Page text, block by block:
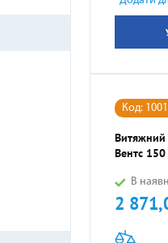
Код:
Витяжний
Вентс
В
Ціна
2